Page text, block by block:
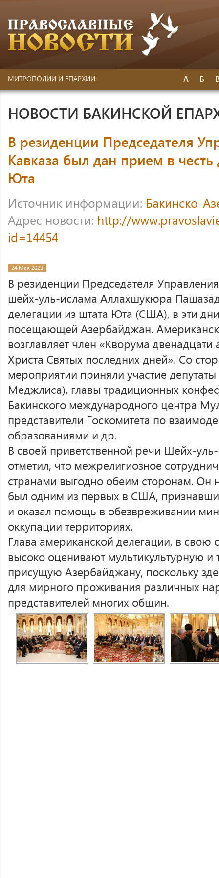
МИТРОПОЛИИ И ЕПАРХИИ: А Б
НОВОСТИ БАКИНСКОЙ
В резиденции Председателя
Кавказа был дан прием в честь
Юта
Источник информации: Бакинско-
Адрес новости: http://
id=14454
24 Мая 2023
В резиденции Председателя
шейх-уль-ислама Аллахшукюра
делегации из штата Юта (США), в эти
посещающей Азербайджан.
возглавляет член «Кворума
Христа Святых последних дней». Со
мероприятии приняли участие
Меджлиса), главы традиционных
Бакинского международного центра
представители Госкомитета по
образованиями и др.
В своей приветственной речи Шейх-
отметил, что межрелигиозное
странами выгодно обеим сторонам. Он
был одним из первых в США,
и оказал помощь в обезвреживании
оккупации территориях.
Глава американской делегации, в свою
высоко оценивают мультикультурную и
присущую Азербайджану, поскольку
для мирного проживания различных
представителей многих общин.